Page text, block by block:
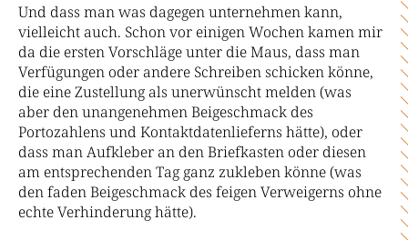
Und dass man was dagegen unternehmen kann,
vielleicht auch. Schon vor einigen Wochen kamen mir
da die ersten Vorschläge unter die Maus, dass man
Verfügungen oder andere Schreiben schicken könne,
die eine Zustellung als unerwünscht melden (was
aber den unangenehmen Beigeschmack des
Portozahlens und Kontaktdatenlieferns hätte), oder
dass man Aufkleber an den Briefkasten oder diesen
am entsprechenden Tag ganz zukleben könne (was
den faden Beigeschmack des feigen Verweigerns ohne
echte Verhinderung hätte).